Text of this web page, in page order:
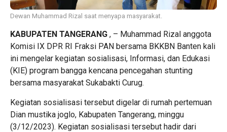
Dewan Muhammad Rizal saat menyapa masyarakat.
KABUPATEN TANGERANG , – Muhammad Rizal anggota
Komisi IX DPR RI Fraksi PAN bersama BKKBN Banten kali
ini mengelar kegiatan sosialisasi, Informasi, dan Edukasi
(KIE) program bangga kencana pencegahan stunting
bersama masyarakat Sukabakti Curug.
Kegiatan sosialisasi tersebut digelar di rumah pertemuan
Dian mustika joglo, Kabupaten Tangerang, minggu
(3/12/2023). Kegiatan sosialisasi tersebut hadir dari